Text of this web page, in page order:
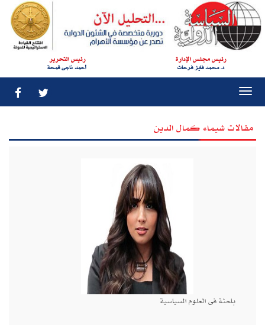
رئيس مجلس الإدارة
د. محمد فايز فرحات
رئيس التحرير
أحمد ناجى قمحة
مقالات شيماء كمال الدين
باحثة فى العلوم السياسية